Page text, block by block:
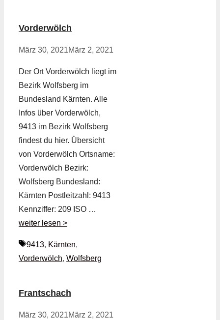
Vorderwölch
März 30, 2021März 2, 2021
Der Ort Vorderwölch liegt im
Bezirk Wolfsberg im
Bundesland Kärnten. Alle
Infos über Vorderwölch,
9413 im Bezirk Wolfsberg
findest du hier. Übersicht
von Vorderwölch Ortsname:
Vorderwölch Bezirk:
Wolfsberg Bundesland:
Kärnten Postleitzahl: 9413
Kennziffer: 209 ISO …
weiter lesen >
Schlagwörter
9413, Kärnten,
Vorderwölch, Wolfsberg
Frantschach
März 30, 2021März 2, 2021